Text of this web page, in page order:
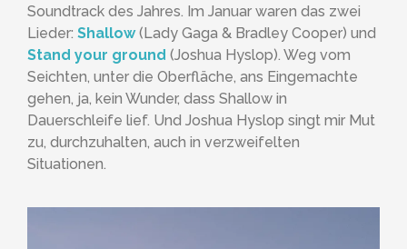
Soundtrack des Jahres. Im Januar waren das zwei
Lieder: Shallow(Lady Gaga & Bradley Cooper) und
Stand your ground (Joshua Hyslop). Weg vom
Seichten, unter die Oberfläche, ans Eingemachte
gehen, ja, kein Wunder, dass Shallow in
Dauerschleife lief. Und Joshua Hyslop singt mir Mut
zu, durchzuhalten, auch in verzweifelten
Situationen.